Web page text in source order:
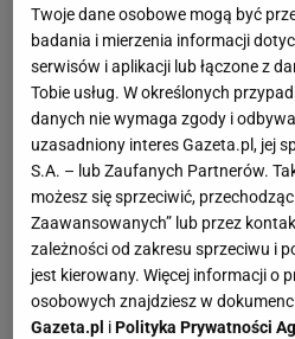
Twoje dane osobowe mogą być
badania i mierzenia informacji
serwisów i aplikacji lub łączone z
Tobie usług. W określonych
danych nie wymaga zgody i
uzasadniony interes Gazeta.pl, jej
S.A. – lub Zaufanych Partnerów.
możesz się sprzeciwić,
Zaawansowanych” lub przez
zależności od zakresu sprzeciwu i
jest kierowany. Więcej informacji o
osobowych znajdziesz w
Gazeta.pl iPolityka Prywatności